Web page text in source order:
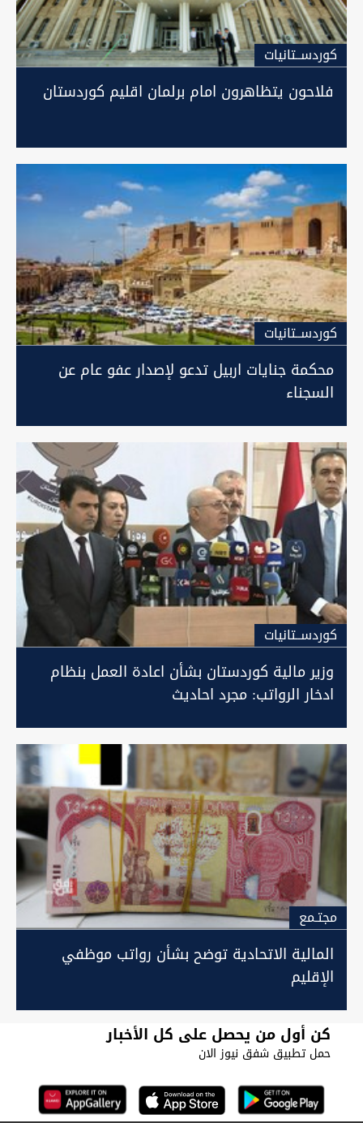
كوردســتانيات
فلاحون يتظاهرون امام برلمان اقليم كوردستان
كوردســتانيات
محكمة جنايات اربيل تدعو لإصدار عفو عام عن
السجناء
كوردســتانيات
وزير مالية كوردستان بشأن اعادة العمل بنظام
ادخار الرواتب: مجرد احاديث
مجتـمع
المالية الاتحادية توضح بشأن رواتب موظفي
الإقليم
كن أول من يحصل على كل الأخبار
حمل تطبيق شفق نيوز الان